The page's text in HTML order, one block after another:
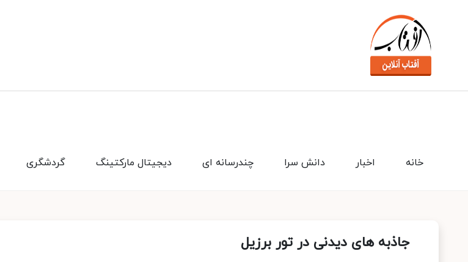
گردشگری دیجیتال مارکتینگ چندرسانه ای دانش سرا اخبار خانه
جاذبه های دیدنی در تور برزیل